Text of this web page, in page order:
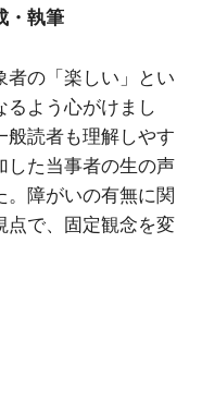
・執筆
の「楽しい」とい
るよう心がけまし
読者も理解しやす
した当事者の生の声
。障がいの有無に関
点で、固定観念を変